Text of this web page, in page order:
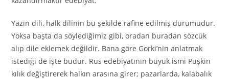
Yazın dili, halk dilinin bu şekilde rafine edilmiş durumudur.
Yoksa başta da söylediğimiz gibi, oradan buradan sözcük
alıp dile eklemek değildir. Bana göre Gorki’nin anlatmak
istediği de işte budur. Rus edebiyatının büyük ismi Puşkin
kılık değiştirerek halkın arasına girer; pazarlarda, kalabalık